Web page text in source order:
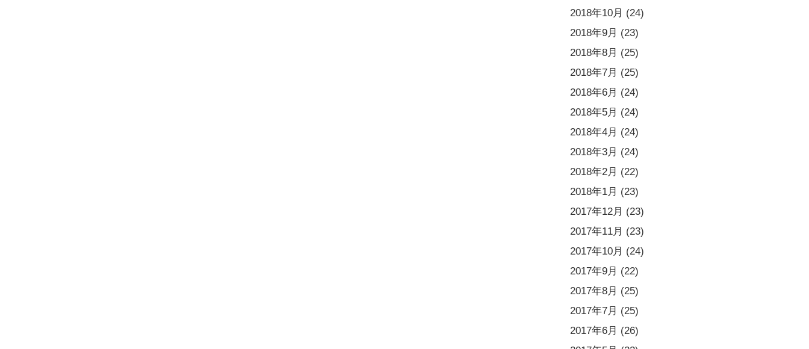
2018年10月 (24)
2018年9月 (23)
2018年8月 (25)
2018年7月 (25)
2018年6月 (24)
2018年5月 (24)
2018年4月 (24)
2018年3月 (24)
2018年2月 (22)
2018年1月 (23)
2017年12月 (23)
2017年11月 (23)
2017年10月 (24)
2017年9月 (22)
2017年8月 (25)
2017年7月 (25)
2017年6月 (26)